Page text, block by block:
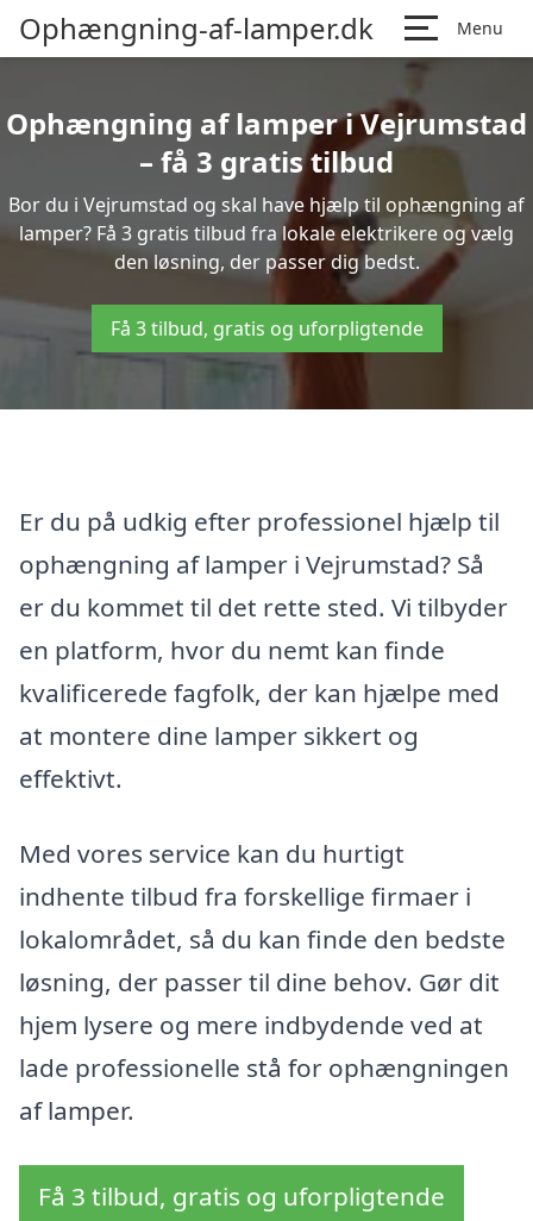
Ophængning-af-lamper.dk Menu
Ophængning af lamper i Vejrumstad
– få 3 gratis tilbud
Bor du i Vejrumstad og skal have hjælp til ophængning af
lamper? Få 3 gratis tilbud fra lokale elektrikere og vælg
den løsning, der passer dig bedst.
Få 3 tilbud, gratis og uforpligtende
Er du på udkig efter professionel hjælp til
ophængning af lamper i Vejrumstad? Så
er du kommet til det rette sted. Vi tilbyder
en platform, hvor du nemt kan finde
kvalificerede fagfolk, der kan hjælpe med
at montere dine lamper sikkert og
effektivt.
Med vores service kan du hurtigt
indhente tilbud fra forskellige firmaer i
lokalområdet, så du kan finde den bedste
løsning, der passer til dine behov. Gør dit
hjem lysere og mere indbydende ved at
lade professionelle stå for ophængningen
af lamper.
Få 3 tilbud, gratis og uforpligtende